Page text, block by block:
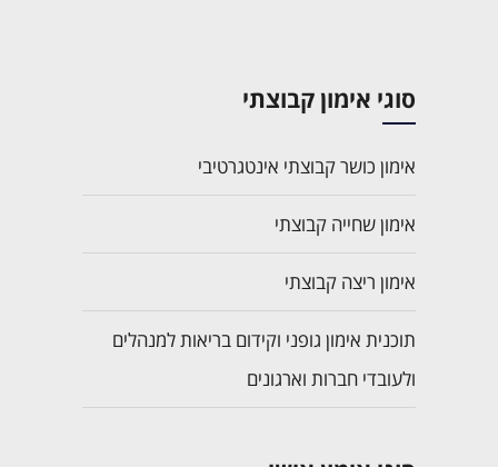
סוגי אימון קבוצתי
אימון כושר קבוצתי אינטגרטיבי
אימון שחייה קבוצתי
אימון ריצה קבוצתי
תוכנית אימון גופני וקידום בריאות למנהלים
ולעובדי חברות וארגונים